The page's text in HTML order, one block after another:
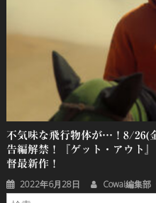
不気味な飛行物体が…！8/26(
告編解禁！『ゲット・アウト
督最新作！
2022年6月28日 Cowai編集部